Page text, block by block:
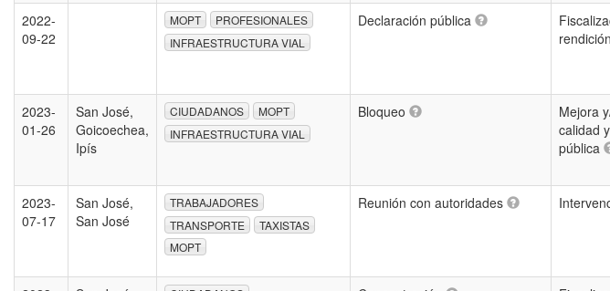
2022-
09-22
MOPT
PROFESIONALES
INFRAESTRUCTURA VIAL
Declaración pública
2023-
01-26
San José,
Goicoechea,
Ipís
CIUDADANOS
MOPT
INFRAESTRUCTURA VIAL
Bloqueo
Mejora
calidad
pública
2023-
07-17
San José,
San José
TRABAJADORES
TRANSPORTE
TAXISTAS
MOPT
Reunión con autoridades